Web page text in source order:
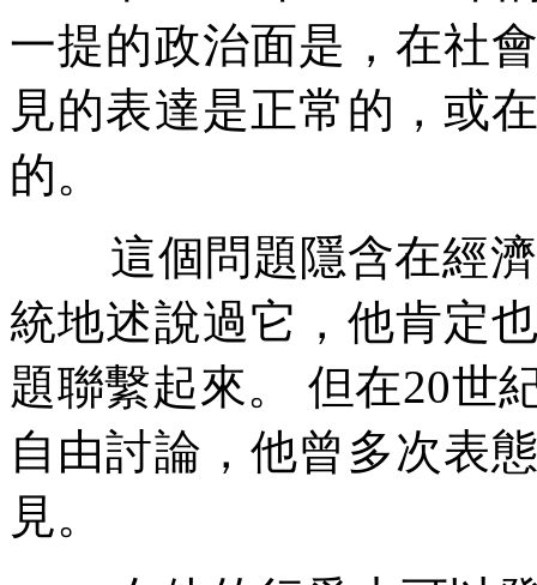
一提的政治面是，在社
見的表達是正常的，或
的。
這個問題隱含在經
統地述說過它，他肯定
題聯繫起來。
但在20世
自由討論，他曾多次表
見。